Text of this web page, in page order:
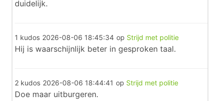
duidelijk.
1 kudos 2026-08-06 18:45:34 op Strijd met politie
Hij is waarschijnlijk beter in gesproken taal.
2 kudos 2026-08-06 18:44:41 op Strijd met politie
Doe maar uitburgeren.